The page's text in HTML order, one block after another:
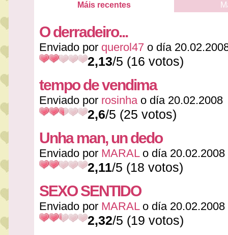
Máis recentes
O derradeiro...
Enviado por querol47 o día
2,13/5 (16 votos)
tempo de vendima
Enviado por rosinhao día 20.02.2008
2,6/5 (25 votos)
Unha man, un dedo
Enviado por MARALo día 20.02.2008
2,11/5 (18 votos)
SEXO SENTIDO
Enviado por MARALo día 20.02.2008
2,32/5 (19 votos)